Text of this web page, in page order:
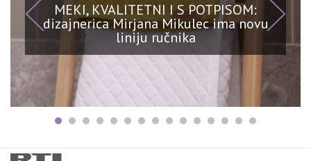
MEKI, KVALITETNI I S POTPISOM:
dizajnerica Mirjana Mikulec ima novu
liniju ručnika